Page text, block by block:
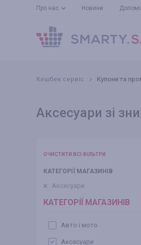
Про нас Новини
Кешбек сервіс Купони та
Аксесуари зі
ОЧИСТИТИ ВСІ ФІЛЬТРИ
КАТЕГОРІЇ МАГАЗИНІВ
Аксесуари
КАТЕГОРІЇ МАГАЗИНІВ
Авто і мото
Аксесуари